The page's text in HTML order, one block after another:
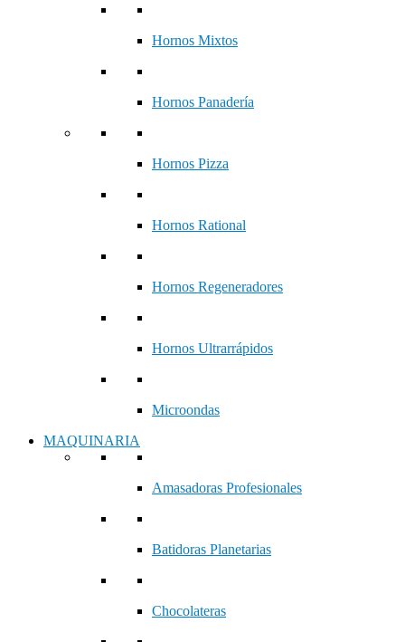
Hornos Mixtos
Hornos Panadería
Hornos Pizza
Hornos Rational
Hornos Regeneradores
Hornos Ultrarrápidos
Microondas
MAQUINARIA
Amasadoras Profesionales
Batidoras Planetarias
Chocolateras